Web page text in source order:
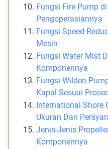
Fungsi Fire Pump
Pengoperasiannya
Fungsi Speed
Mesin
Fungsi Water Mist
Komponennya
Fungsi Wilden
Kapal Sesuai
International Shore
Ukuran Dan
Jenis-Jenis
Komponennya